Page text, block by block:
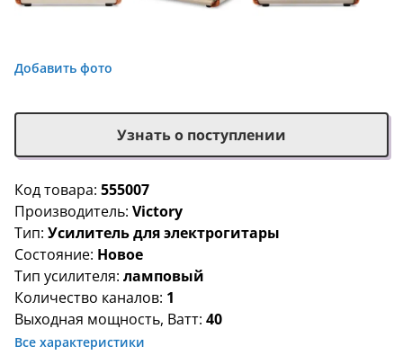
Добавить фото
Код товара: 555007
Производитель: Victory
Тип: Усилитель для электрогитары
Состояние: Новое
Тип усилителя: ламповый
Количество каналов: 1
Выходная мощность, Ватт: 40
Все характеристики
Узнать о поступлении